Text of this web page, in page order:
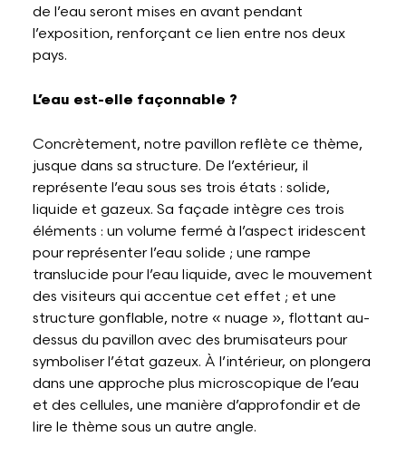
de l’eau seront mises en avant pendant
l’exposition, renforçant ce lien entre nos deux
pays.
L’eau est-elle façonnable ?
Concrètement, notre pavillon reflète ce thème,
jusque dans sa structure. De l’extérieur, il
représente l’eau sous ses trois états : solide,
liquide et gazeux. Sa façade intègre ces trois
éléments : un volume fermé à l’aspect iridescent
pour représenter l’eau solide ; une rampe
translucide pour l’eau liquide, avec le mouvement
des visiteurs qui accentue cet effet ; et une
structure gonflable, notre « nuage », flottant au-
dessus du pavillon avec des brumisateurs pour
symboliser l’état gazeux. À l’intérieur, on plongera
dans une approche plus microscopique de l’eau
et des cellules, une manière d’approfondir et de
lire le thème sous un autre angle.